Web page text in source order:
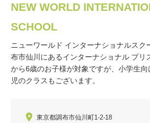
NEW WORLD
SCHOOL
ニューワールド インターナショナルスク
布市仙川にあるインターナショナル プリ
から6歳のお子様が対象ですが、小学生
児のクラスもございます。
東京都調布市仙川町1-2-18